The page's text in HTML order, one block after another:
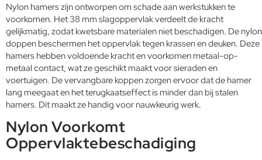
Nylon hamers zijn ontworpen om schade aan werkstukken te
voorkomen. Het 38 mm slagoppervlak verdeelt de kracht
gelijkmatig, zodat kwetsbare materialen niet beschadigen. De nylon
doppen beschermen het oppervlak tegen krassen en deuken. Deze
hamers hebben voldoende kracht en voorkomen metaal-op-
metaal contact, wat ze geschikt maakt voor sieraden en
voertuigen. De vervangbare koppen zorgen ervoor dat de hamer
lang meegaat en het terugkaatseffect is minder dan bij stalen
hamers. Dit maakt ze handig voor nauwkeurig werk.
Nylon Voorkomt
Oppervlaktebeschadiging